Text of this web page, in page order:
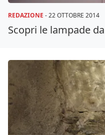
REDAZIONE -22 OTTOBRE 2014
Scopri le lampade